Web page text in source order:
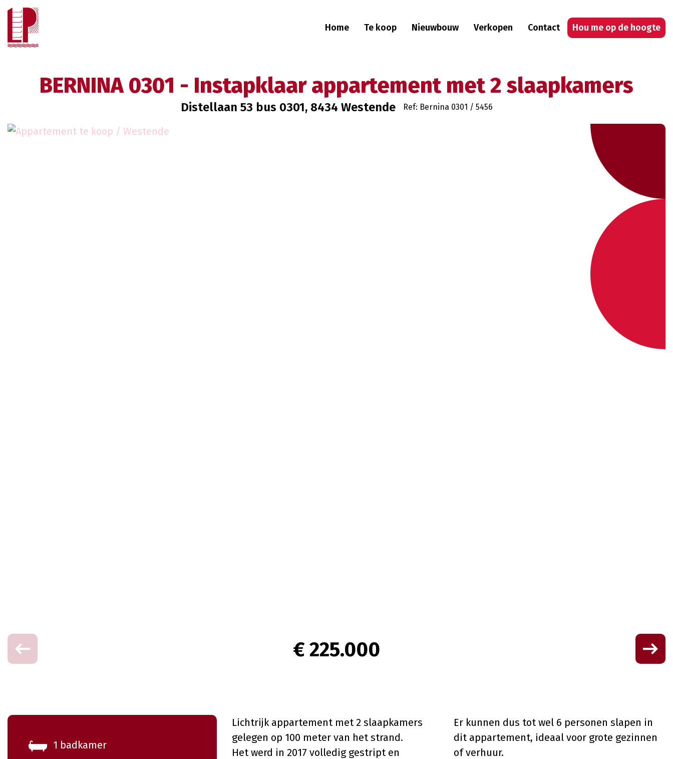
Home Te koop Nieuwbouw Verkopen Contact Hou me op de hoogte
BERNINA 0301 - Instapklaar appartement met 2 slaapkamers
Distellaan 53 bus 0301, 8434 Westende Ref: Bernina 0301 / 5456
€ 225.000
1 badkamer
Lichtrijk appartement met 2 slaapkamers
gelegen op 100 meter van het strand.
Het werd in 2017 volledig gestript en
Er kunnen dus tot wel 6 personen slapen in
dit appartement, ideaal voor grote gezinnen
of verhuur.